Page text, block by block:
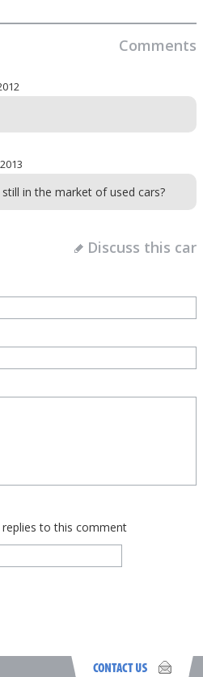
Comments
still in the market of used cars?
Discuss this car
to this comment